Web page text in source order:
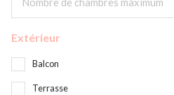
Extérieur
Balcon
Terrasse